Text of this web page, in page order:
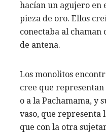
hacían un agujero en
pieza de oro. Ellos
conectaba al chaman
de antena.
Los monolitos
cree que
o a la Pachamama, y
vaso, que
que con la otra